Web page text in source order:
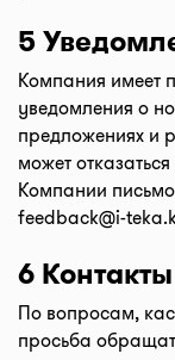
5
Компания имеет
уведомления о
предложениях и
может
Компании
feedback@i-
6 Контакты
По вопросам,
просьба